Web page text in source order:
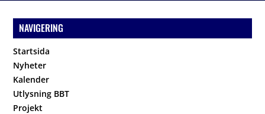
NAVIGERING
Startsida
Nyheter
Kalender
Utlysning BBT
Projekt